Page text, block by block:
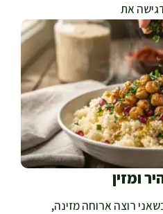
את
ומזין
רוצה ארוחה מזינה,